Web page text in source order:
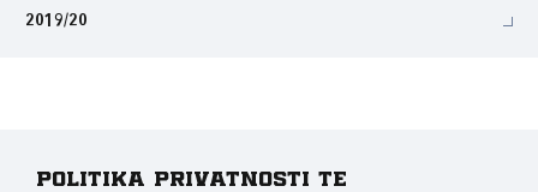
2019/20
Politika privatnosti te